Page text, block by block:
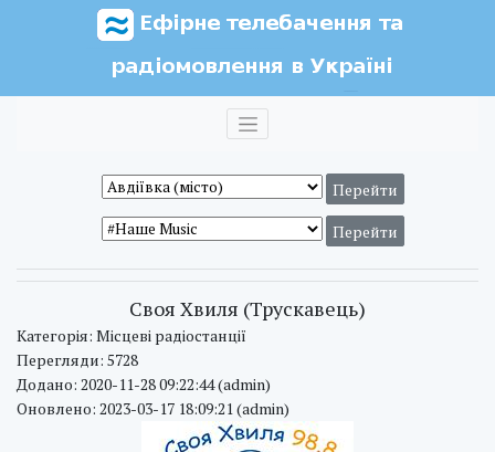
Своя Хвиля (Трускавець)
Категорія: Місцеві радіостанції
Перегляди: 5728
Додано: 2020-11-28 09:22:44 (admin)
Оновлено: 2023-03-17 18:09:21 (admin)